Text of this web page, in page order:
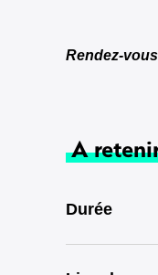
Rendez-
A
Durée